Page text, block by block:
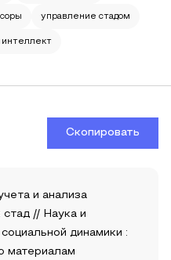
управление стадом
интеллект
Скопировать
и анализа
// Наука и
динамики :
материалам